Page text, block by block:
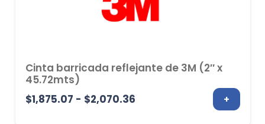
Cinta barricada reflejante de 3M (2″ x
45.72mts)
$1,875.07 - $2,070.36Rango
+